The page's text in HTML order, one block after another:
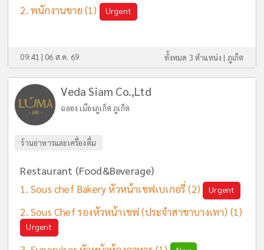
พนักงานขาย(1) Urgent
09:41 | 06 ส.ค. 69 ทั้งหมด 3 ตำแหน่ง | ภูเก็ต
Veda Siam Co.,Ltd
ฉลอง เมืองภูเก็ต ภูเก็ต
ร้านอาหารและเครื่องดื่ม
Restaurant (Food&Beverage)
Sous chef Bakery หัวหน้าเชฟเบเกอรี่(2) Urgent
Sous Chef รองหัวหน้าเชฟ (ประจำสาขาบางเทา) (1)
Urgent